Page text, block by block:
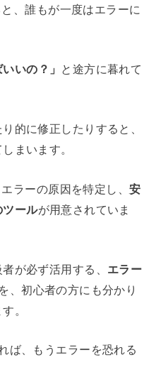
、誰もが一度はエラーに
いの？」 と途方に暮れて
的に修正したりすると、
まいます。
ラーの原因を特定し、安
ツールが用意されていま
が必ず活用する、 エラー
を、初心者の方にも分かり
。
ば、もうエラーを恐れる